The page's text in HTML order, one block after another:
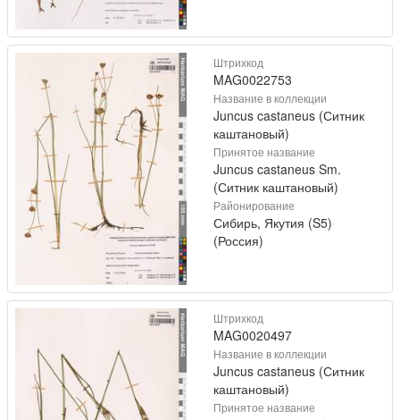
Штрихкод
MAG0022753
Название в коллекции
Juncus castaneus (Ситник
каштановый)
Принятое название
Juncus castaneus Sm.
(Ситник каштановый)
Районирование
Сибирь, Якутия (S5)
(Россия)
Штрихкод
MAG0020497
Название в коллекции
Juncus castaneus (Ситник
каштановый)
Принятое название